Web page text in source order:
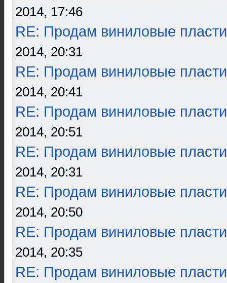
2014, 17:46
RE: Продам виниловые
2014, 20:31
RE: Продам виниловые
2014, 20:41
RE: Продам виниловые
2014, 20:51
RE: Продам виниловые
2014, 20:31
RE: Продам виниловые
2014, 20:50
RE: Продам виниловые
2014, 20:35
RE: Продам виниловые